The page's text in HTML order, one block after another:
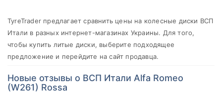
TyreTrader предлагает сравнить цены на колесные диски ВСП
Итали в разных интернет-магазинах Украины. Для того,
чтобы купить литые диски, выберите подходящее
предложение и перейдите на сайт продавца.
Новые отзывы о ВСП Итали Alfa Romeo
(W261) Rossa
WSP Italy
Тип диска